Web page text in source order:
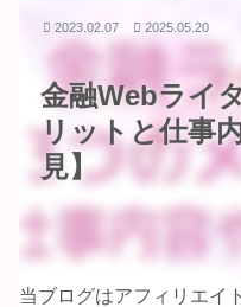
金融Webライ
リットと仕事
見】
2023.02.07 2025.05.20
当ブログはアフィリエイ